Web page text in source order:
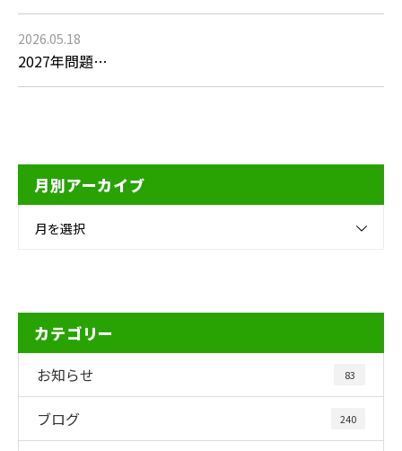
2026.05.18
2027年問題…
月別アーカイブ
月を選択
カテゴリー
お知らせ 83
ブログ 240